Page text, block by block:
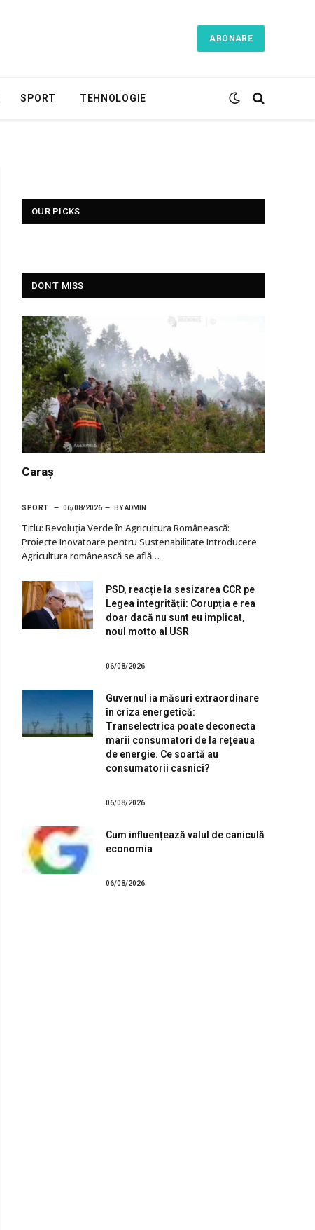
ABONARE
SPORT TEHNOLOGIE
OUR PICKS
DON'T MISS
Caraș
SPORT 06/08/2026 BY ADMIN
Titlu: Revoluția Verde în Agricultura Românească:
Proiecte Inovatoare pentru Sustenabilitate Introducere
Agricultura românească se află…
PSD, reacție la sesizarea CCR pe
Legea integrității: Corupția e rea
doar dacă nu sunt eu implicat,
noul motto al USR
06/08/2026
Guvernul ia măsuri extraordinare
în criza energetică:
Transelectrica poate deconecta
marii consumatori de la rețeaua
de energie. Ce soartă au
consumatorii casnici?
06/08/2026
Cum influențează valul de caniculă
economia
06/08/2026